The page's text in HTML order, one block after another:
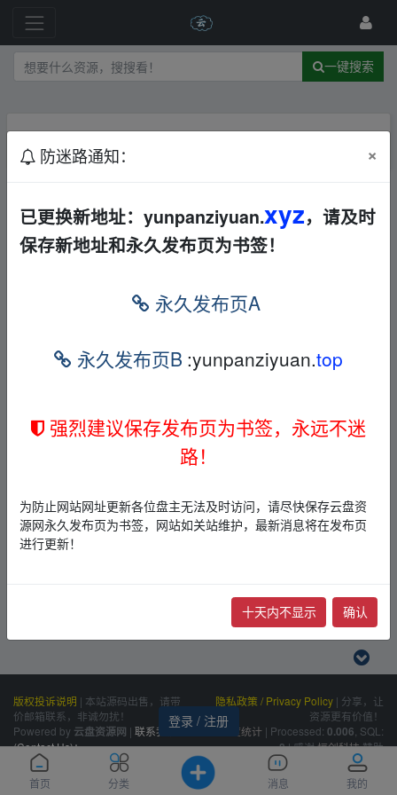
首页 分类 消息 我的
登录 / 注册
一键搜索
主题不存在
版权投诉说明 | 本站源码出售，请带
价邮箱联系，非诚勿扰！
隐私政策 / Privacy Policy | 分享，让
资源更有价值！
Powered by 云盘资源网 | 联系我们
(Contact Us)：
siteone@qq.com
百度统计 | Processed: 0.006 , SQL:
8|感谢恒创科技赞助
防迷路通知： ×
已更换新地址：yunpanziyuan.xyz，请及时
保存新地址和永久发布页为书签！
永久发布页A
永久发布页B :yunpanziyuan.top
强烈建议保存发布页为书签，永远不迷
路！
为防止网站网址更新各位盘主无法及时访问，请尽快保存云盘资
源网永久发布页为书签，网站如关站维护，最新消息将在发布页
进行更新！
十天内不显示 确认